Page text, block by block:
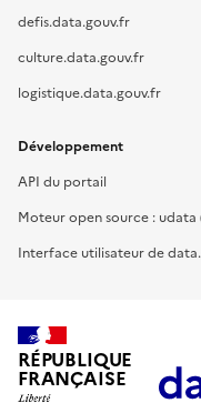
defis.data.gouv.fr
culture.data.gouv.fr
logistique.data.gouv.fr
Développement
API du portail
Moteur open source : udata
Interface utilisateur de
RÉPUBLIQUE
FRANÇAISE